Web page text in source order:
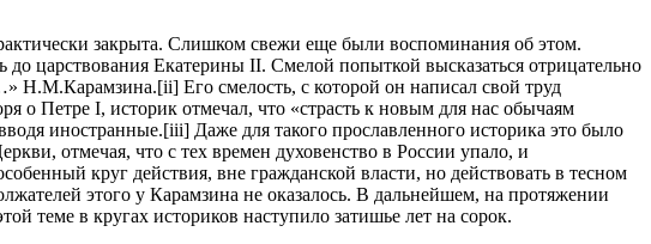
закрыта. Слишком свежи еще были воспоминания об этом.
царствования Екатерины II. Смелой попыткой высказаться отрицательно
Н.М.Карамзина.[ii] Его смелость, с которой он написал свой труд
о Петре I, историк отмечал, что «страсть к новым для нас обычаям
иностранные.[iii] Даже для такого прославленного историка это было
отмечая, что с тех времен духовенство в России упало, и
круг действия, вне гражданской власти, но действовать в тесном
этого у Карамзина не оказалось. В дальнейшем, на протяжении
теме в кругах историков наступило затишье лет на сорок.